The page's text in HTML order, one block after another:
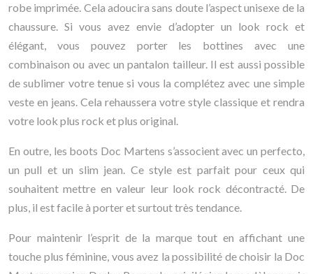
robe imprimée. Cela adoucira sans doute l’aspect unisexe de la
chaussure. Si vous avez envie d’adopter un look rock et
élégant, vous pouvez porter les bottines avec une
combinaison ou avec un pantalon tailleur. Il est aussi possible
de sublimer votre tenue si vous la complétez avec une simple
veste en jeans. Cela rehaussera votre style classique et rendra
votre look plus rock et plus original.
En outre, les boots Doc Martens s’associent avec un perfecto,
un pull et un slim jean. Ce style est parfait pour ceux qui
souhaitent mettre en valeur leur look rock décontracté. De
plus, il est facile à porter et surtout très tendance.
Pour maintenir l’esprit de la marque tout en affichant une
touche plus féminine, vous avez la possibilité de choisir la Doc